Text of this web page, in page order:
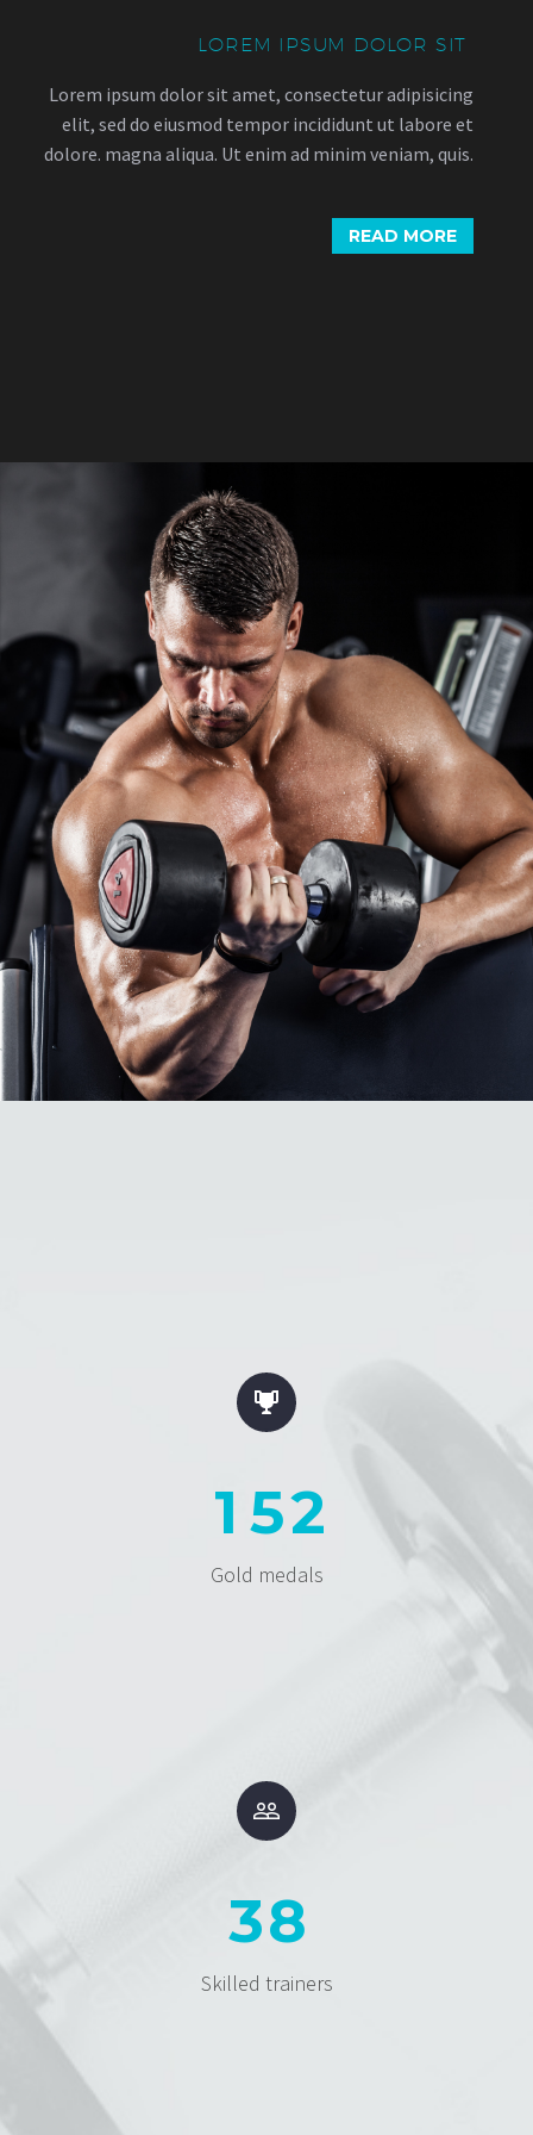
LOREM IPSUM DOLOR SIT
Lorem ipsum dolor sit amet, consectetur adipisicing
elit, sed do eiusmod tempor incididunt ut labore et
dolore. magna aliqua. Ut enim ad minim veniam, quis.
READ MORE


1 52
Gold medals


38
Skilled trainers